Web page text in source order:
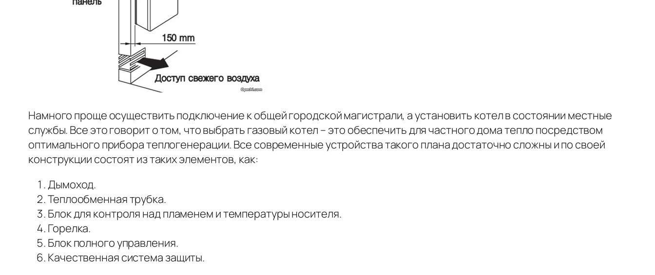
Намного проще осуществить подключение к общей городской магистрали, а установить котел в состоянии местные
службы. Все это говорит о том, что выбрать газовый котел – это обеспечить для частного дома тепло посредством
оптимального прибора теплогенерации. Все современные устройства такого плана достаточно сложны и по своей
конструкции состоят из таких элементов, как:
Дымоход.
Теплообменная трубка.
Блок для контроля над пламенем и температуры носителя.
Горелка.
Блок полного управления.
Качественная система защиты.